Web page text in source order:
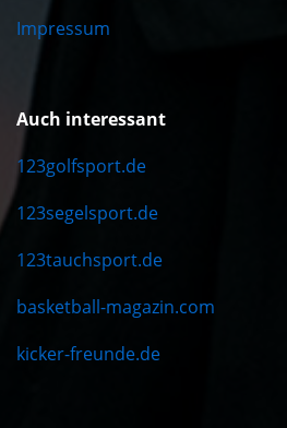
Impressum
Auch interessant
123golfsport.de
123segelsport.de
123tauchsport.de
basketball-magazin.com
kicker-freunde.de